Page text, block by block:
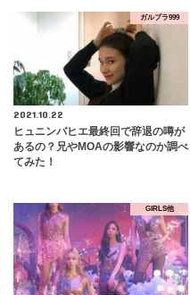
ガルプラ999
2021.10.22
ヒュニンバヒエ最終回で辞退の噂が
あるの？兄やMOAの影響なのか調べ
てみた！
GIRLS他